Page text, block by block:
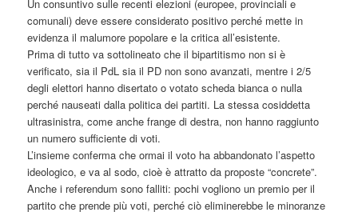
Un consuntivo sulle recenti elezioni (europee, provinciali e
comunali) deve essere considerato positivo perché mette in
evidenza il malumore popolare e la critica all’esistente.
Prima di tutto va sottolineato che il bipartitismo non si è
verificato, sia il PdL sia il PD non sono avanzati, mentre i 2/5
degli elettori hanno disertato o votato scheda bianca o nulla
perché nauseati dalla politica dei partiti. La stessa cosiddetta
ultrasinistra, come anche frange di destra, non hanno raggiunto
un numero sufficiente di voti.
L’insieme conferma che ormai il voto ha abbandonato l’aspetto
ideologico, e va al sodo, cioè è attratto da proposte “concrete”.
Anche i referendum sono falliti: pochi vogliono un premio per il
partito che prende più voti, perché ciò eliminerebbe le minoranze